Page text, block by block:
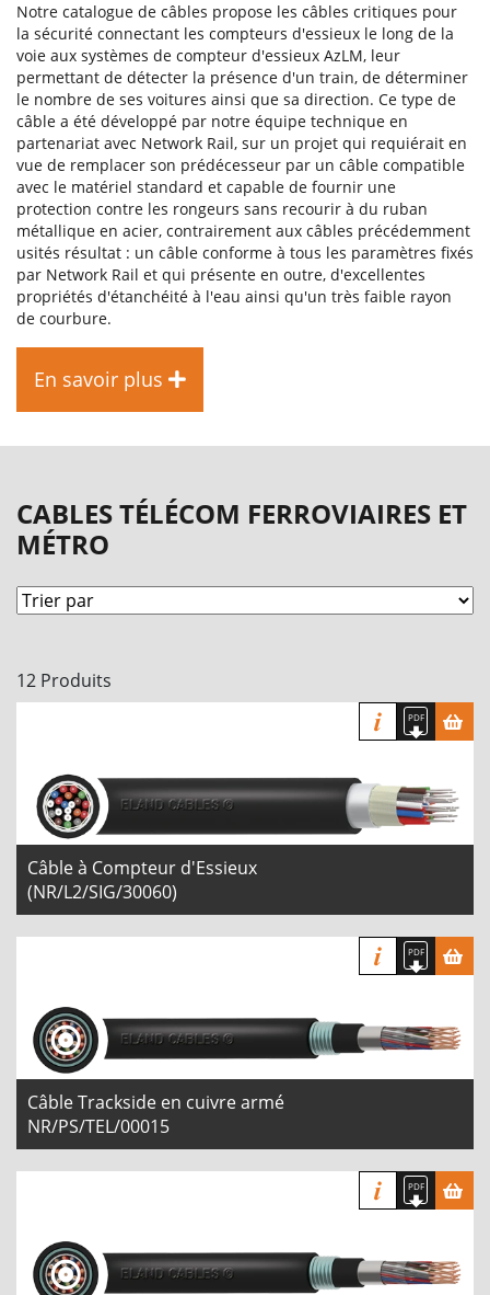
Notre catalogue de câbles propose les câbles critiques pour
la sécurité connectant les compteurs d'essieux le long de la
voie aux systèmes de compteur d'essieux AzLM, leur
permettant de détecter la présence d'un train, de déterminer
le nombre de ses voitures ainsi que sa direction. Ce type de
câble a été développé par notre équipe technique en
partenariat avec Network Rail, sur un projet qui requiérait en
vue de remplacer son prédécesseur par un câble compatible
avec le matériel standard et capable de fournir une
protection contre les rongeurs sans recourir à du ruban
métallique en acier, contrairement aux câbles précédemment
usités résultat : un câble conforme à tous les paramètres fixés
par Network Rail et qui présente en outre, d'excellentes
propriétés d'étanchéité à l'eau ainsi qu'un très faible rayon
de courbure.
En savoir plus
CABLES TÉLÉCOM FERROVIAIRES ET
MÉTRO
12 Produits
Câble à Compteur d'Essieux
(NR/L2/SIG/30060)
Câble Trackside en cuivre armé
NR/PS/TEL/00015